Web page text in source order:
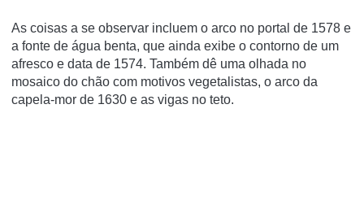
As coisas a se observar incluem o arco no portal de 1578 e
a fonte de água benta, que ainda exibe o contorno de um
afresco e data de 1574. Também dê uma olhada no
mosaico do chão com motivos vegetalistas, o arco da
capela-mor de 1630 e as vigas no teto.